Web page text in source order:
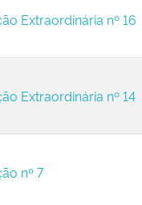
Extraordinária nº 16
Extraordinária nº 14
nº 7